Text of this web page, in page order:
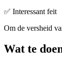
✅ Interessant feit
Om de versheid
Wat te